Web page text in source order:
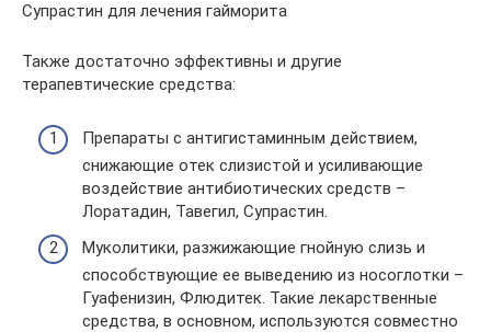
Супрастин для лечения гайморита
Также достаточно эффективны и другие
терапевтические средства:
Препараты с антигистаминным действием,
снижающие отек слизистой и усиливающие
воздействие антибиотических средств –
Лоратадин, Тавегил, Супрастин.
Муколитики, разжижающие гнойную слизь и
способствующие ее выведению из носоглотки –
Гуафенизин, Флюдитек. Такие лекарственные
средства, в основном, используются совместно